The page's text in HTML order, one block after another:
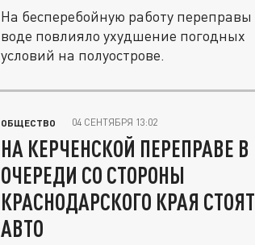
На бесперебойную работу переправы
воде повлияло ухудшение погодных
условий на полуострове.
ОБЩЕСТВО 04 СЕНТЯБРЯ 13:02
НА КЕРЧЕНСКОЙ ПЕРЕПРАВЕ В
ОЧЕРЕДИ СО СТОРОНЫ
КРАСНОДАРСКОГО КРАЯ
АВТО